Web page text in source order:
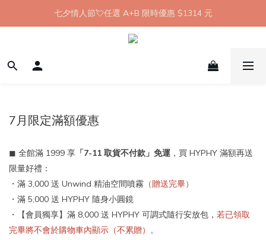
【8月限定】全館滿 1999 享 7-11 取貨不付款免運
七夕情人節💘任選 A+B 限時優惠 $1314 元
新會員首購 7-11 店到店免運 點我成為HYPHY Girl
【8月限定】全館滿 1999 享 7-11 取貨不付款免運
7月限定滿額優惠
◼ 全館滿 1999 享 「7-11 取貨不付款」免運 ，買 HYPHY 滿額再送
限量好禮：
・滿 3,000 送 Unwind 精油空間噴霧 （贈送完畢）
・滿 5,000 送 HYPHY 隨身小圓鏡
・【會員獨享】滿 8,000 送 HYPHY 可調式隨行安放包， 若已領取
完畢將不會於購物車內顯示（不累贈）。